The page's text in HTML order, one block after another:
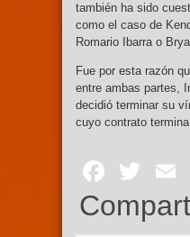
también ha sido
como el caso de
Romario Ibarra o
Fue por esta razón
entre ambas partes,
decidió terminar su
cuyo contrato